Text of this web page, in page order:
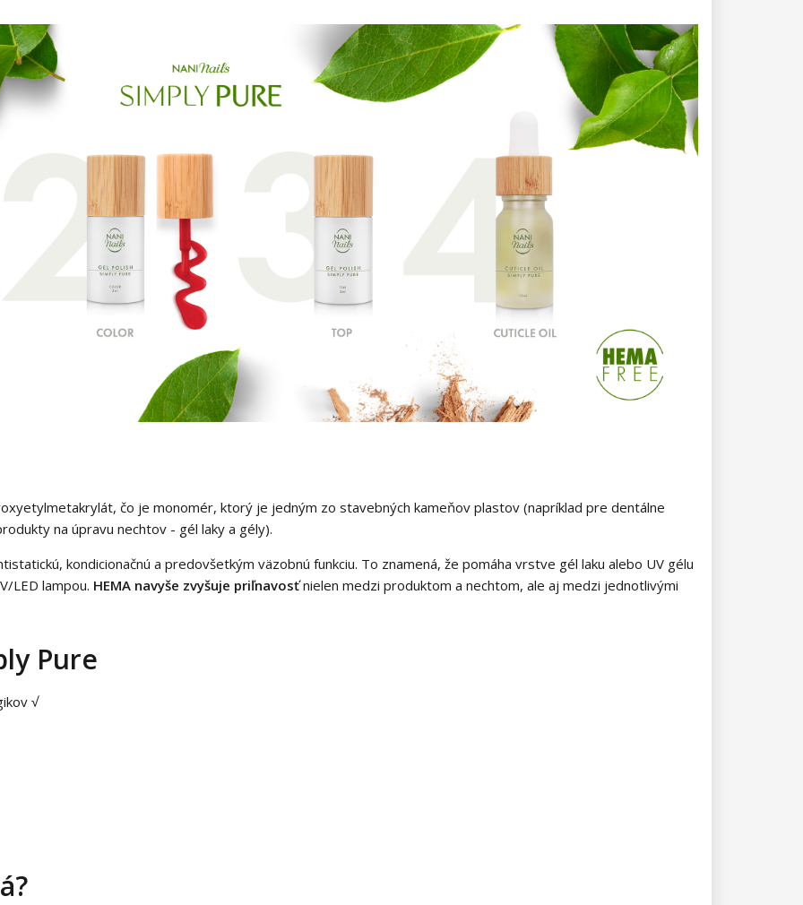
čo je monomér, ktorý je jedným zo stavebných kameňov plastov (napríklad pre dentálne
na úpravu nechtov - gél laky a gély).
kondicionačnú a predovšetkým väzobnú funkciu. To znamená, že pomáha vrstve gél laku alebo UV gélu
LED lampou. HEMA navyše zvyšuje priľnavosťnielen medzi produktom a nechtom, ale aj medzi jednotlivými
Pure
√